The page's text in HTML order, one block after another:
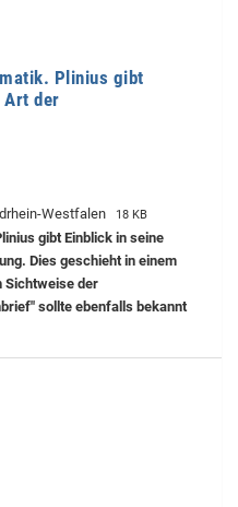
Plinius gibt
Art der
Westfalen 18 KB
gibt Einblick in seine
Dies geschieht in einem
Sichtweise der
sollte ebenfalls bekannt